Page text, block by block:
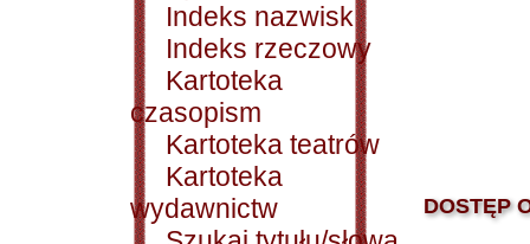
Indeks nazwisk
Indeks rzeczowy
Kartoteka
czasopism
Kartoteka teatrów
Kartoteka
wydawnictw
DOSTĘP